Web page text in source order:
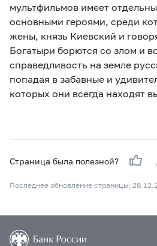
мультфильмов имеет
основными героями, среди
жены, князь Киевский и
Богатыри борются со злом и
справедливость на земле
попадая в забавные и
которых они всегда находят
Страница была полезной?
Последнее обновление страницы: